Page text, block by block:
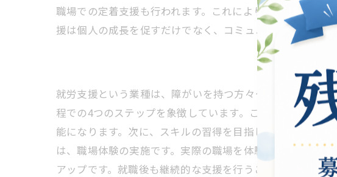
職場での定着支援も行われます。これにより、参加者は自
援は個人の成長を促すだけでなく、コミュニティ全体にポ
就労支援という業種は、障がいを持つ方々や社会的な理
程での4つのステップを象徴しています。この4つのステ
能になります。次に、スキルの習得を目指します。就労に
は、職場体験の実施です。実際の職場を体験することで、
アップです。就職後も継続的な支援を行うことで、職場定